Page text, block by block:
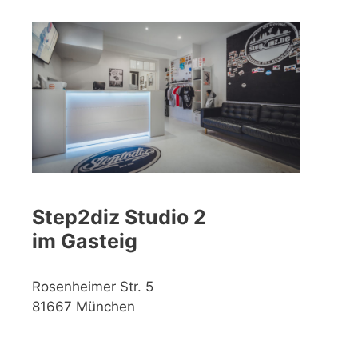
Step2diz Studio 2
im Gasteig
Rosenheimer Str. 5
81667 München